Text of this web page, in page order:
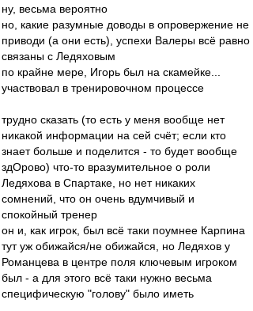
ну, весьма вероятно
но, какие разумные доводы в опровержение не
приводи (а они есть), успехи Валеры всё равно
связаны с Ледяховым
по крайне мере, Игорь был на скамейке...
участвовал в тренировочном процессе
трудно сказать (то есть у меня вообще нет
никакой информации на сей счёт; если кто
знает больше и поделится - то будет вообще
здОрово) что-то вразумительное о роли
Ледяхова в Спартаке, но нет никаких
сомнений, что он очень вдумчивый и
спокойный тренер
он и, как игрок, был всё таки поумнее Карпина
тут уж обижайся/не обижайся, но Ледяхов у
Романцева в центре поля ключевым игроком
был - а для этого всё таки нужно весьма
специфическую "голову" было иметь